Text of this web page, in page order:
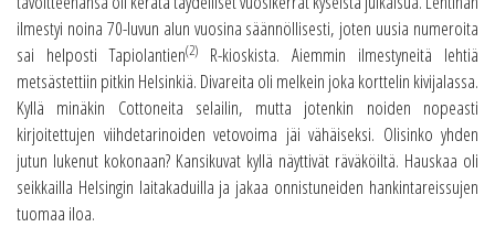
ilmestyi noina 70-luvun alun vuosina säännöllisesti, joten uusia numeroita
sai helposti Tapiolantien(2)
R-kioskista. Aiemmin ilmestyneitä lehtiä
metsästettiin pitkin Helsinkiä. Divareita oli melkein joka korttelin kivijalassa.
Kyllä minäkin Cottoneita selailin, mutta jotenkin noiden nopeasti
kirjoitettujen viihdetarinoiden vetovoima jäi vähäiseksi. Olisinko yhden
jutun lukenut kokonaan? Kansikuvat kyllä näyttivät räväköiltä. Hauskaa oli
seikkailla Helsingin laitakaduilla ja jakaa onnistuneiden hankintareissujen
tuomaa iloa.